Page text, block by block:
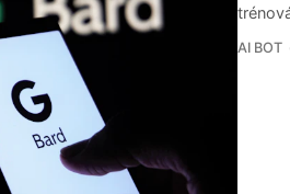
AI BOT